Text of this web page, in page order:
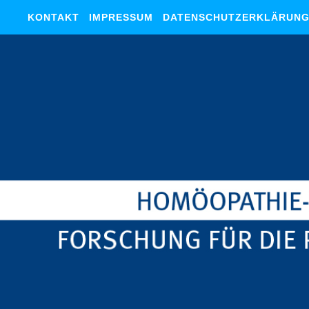
KONTAKT IMPRESSUM DATENSCHUTZERKLÄRUNG